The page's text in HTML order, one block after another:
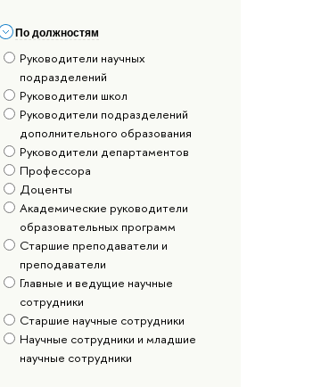
По должностям
Руководители научных
подразделений
Руководители школ
Руководители подразделений
дополнительного образования
Руководители департаментов
Профессора
Доценты
Академические руководители
образовательных программ
Старшие преподаватели и
преподаватели
Главные и ведущие научные
сотрудники
Старшие научные сотрудники
Научные сотрудники и младшие
научные сотрудники